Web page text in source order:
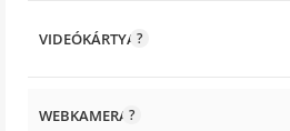
VIDEÓKÁRTYA
WEBKAMERA